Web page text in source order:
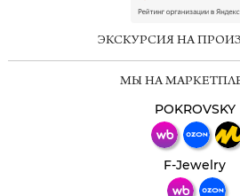
ЭКСКУРСИЯ НА
МЫ НА
POKROVSKY
F-Jewelry